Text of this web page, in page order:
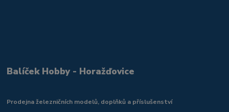
Balíček Hobby - Horažďovice
Prodejna železničních modelů, doplňků a příslušenství